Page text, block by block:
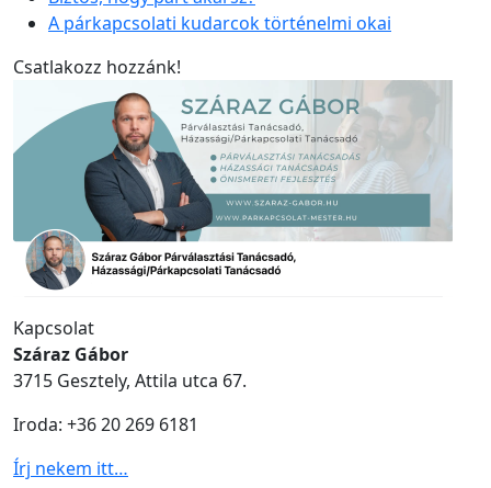
A párkapcsolati kudarcok történelmi okai
Csatlakozz hozzánk!
Kapcsolat
Száraz Gábor
3715 Gesztely, Attila utca 67.
Iroda: +36 20 269 6181
Írj nekem itt…